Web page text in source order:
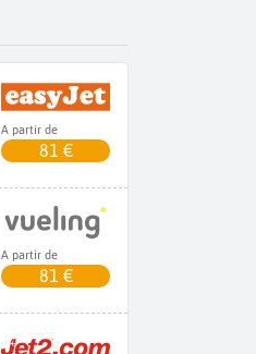
A partir de
81 €
A partir de
81 €